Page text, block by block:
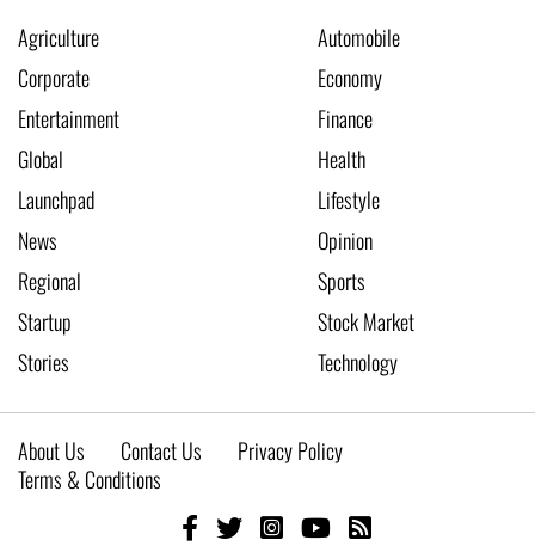
Agriculture
Automobile
Corporate
Economy
Entertainment
Finance
Global
Health
Launchpad
Lifestyle
News
Opinion
Regional
Sports
Startup
Stock Market
Stories
Technology
About Us Contact Us
Privacy Policy
Terms & Conditions